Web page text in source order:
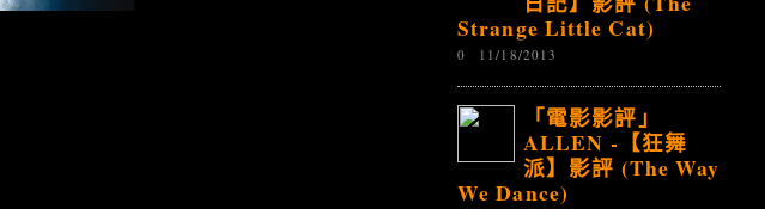
Strange Little Cat)
0 11/18/2013
「電影影評」
ALLEN -【狂舞
派】影評 (The Way
We Dance)